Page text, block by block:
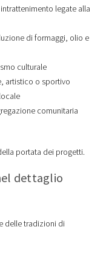
legate alla
di formaggi, olio e
culturale
artistico o sportivo
comunitaria
portata dei progetti.
dettaglio
delle tradizioni di